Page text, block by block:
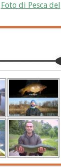
Foto di Pesca del